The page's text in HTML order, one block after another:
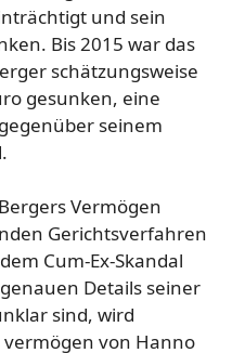
und sein
Bis 2015 war das
schätzungsweise
gesunken, eine
seinem
Vermögen
Gerichtsverfahren
Cum-Ex-Skandal
Details seiner
sind, wird
von Hanno